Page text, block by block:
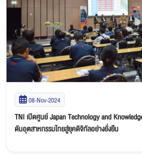
08-Nov-2024
TNI เปิดศูนย์ Japan Technology and
ดันอุตสาหกรรมไทยสู่ยุคดิจิทัลอย่างยั่งยืน